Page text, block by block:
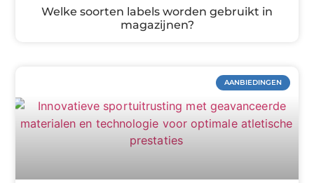
Welke soorten labels worden gebruikt in
magazijnen?
AANBIEDINGEN